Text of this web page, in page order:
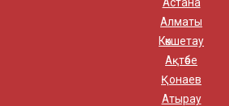
Алматы
Көкшетау
Ақтөбе
Қонаев
Атырау